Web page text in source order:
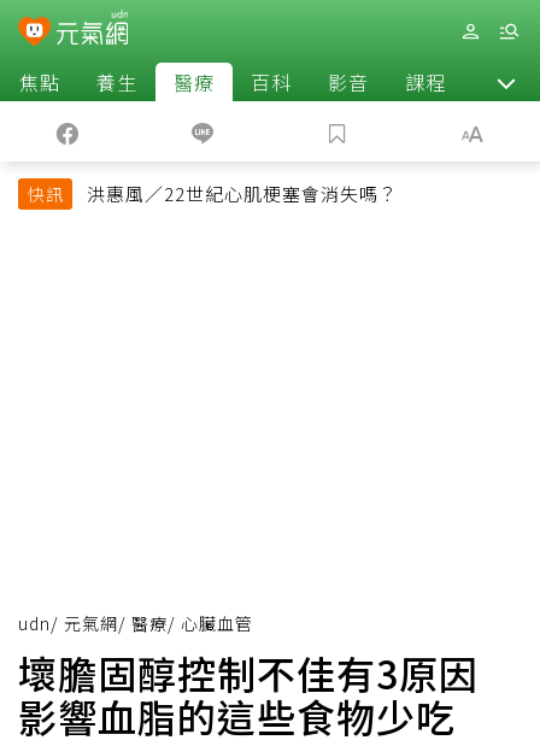
焦點 養生 醫療 百科 影音 課程 退休
快訊 洪惠風／22世紀心肌梗塞會消失嗎？
udn/ 元氣網/ 醫療/ 心臟血管
壞膽固醇控制不佳有3原因
影響血脂的這些食物少吃